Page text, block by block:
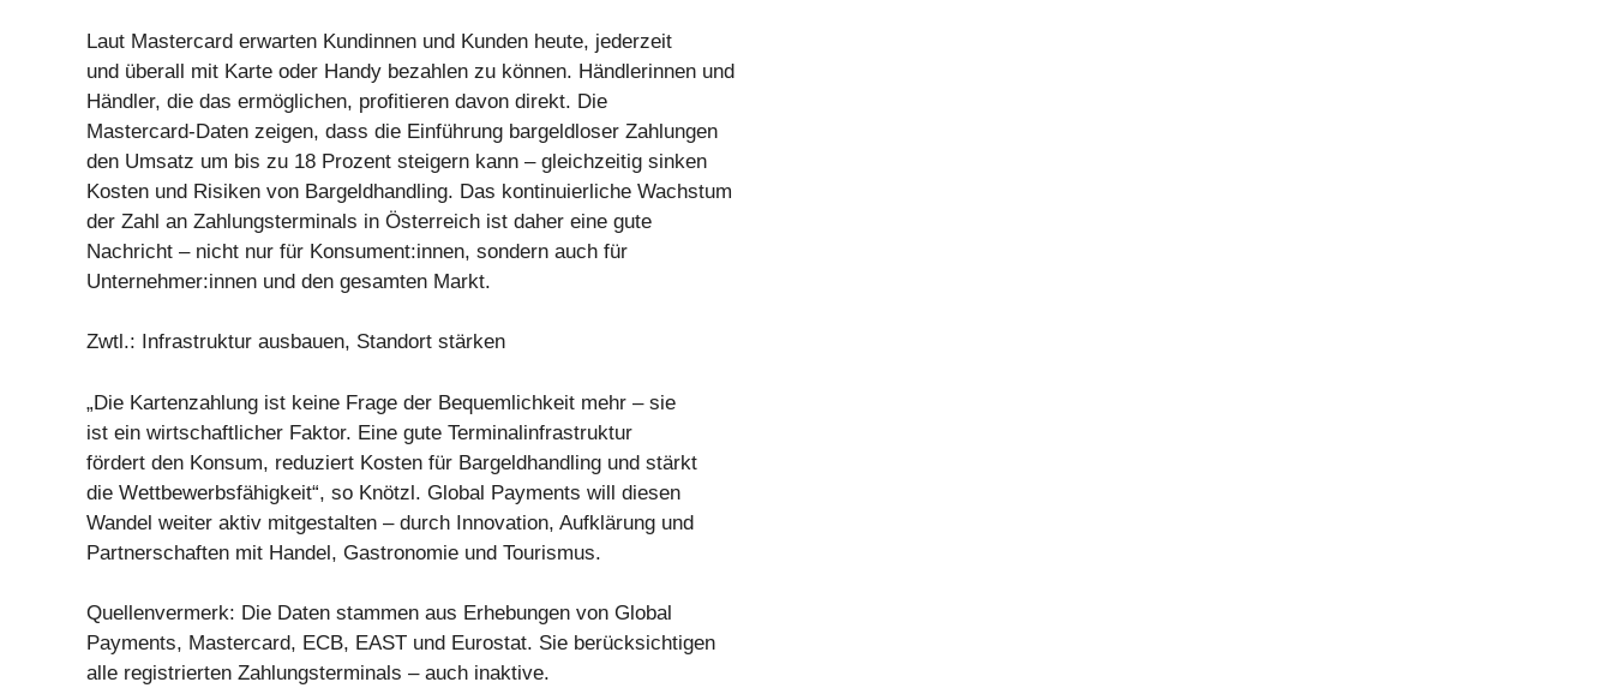
Laut Mastercard erwarten Kundinnen und Kunden heute, jederzeit
und überall mit Karte oder Handy bezahlen zu können. Händlerinnen und
Händler, die das ermöglichen, profitieren davon direkt. Die
Mastercard-Daten zeigen, dass die Einführung bargeldloser Zahlungen
den Umsatz um bis zu 18 Prozent steigern kann – gleichzeitig sinken
Kosten und Risiken von Bargeldhandling. Das kontinuierliche Wachstum
der Zahl an Zahlungsterminals in Österreich ist daher eine gute
Nachricht – nicht nur für Konsument:innen, sondern auch für
Unternehmer:innen und den gesamten Markt.
Zwtl.: Infrastruktur ausbauen, Standort stärken
„Die Kartenzahlung ist keine Frage der Bequemlichkeit mehr – sie
ist ein wirtschaftlicher Faktor. Eine gute Terminalinfrastruktur
fördert den Konsum, reduziert Kosten für Bargeldhandling und stärkt
die Wettbewerbsfähigkeit“, so Knötzl. Global Payments will diesen
Wandel weiter aktiv mitgestalten – durch Innovation, Aufklärung und
Partnerschaften mit Handel, Gastronomie und Tourismus.
Quellenvermerk: Die Daten stammen aus Erhebungen von Global
Payments, Mastercard, ECB, EAST und Eurostat. Sie berücksichtigen
alle registrierten Zahlungsterminals – auch inaktive.